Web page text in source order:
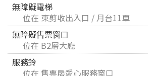
無障礙電梯
位在 東剪收出入口 / 月台11車
無障礙售票窗口
位在 B2層大廳
服務鈴
位在 售票房愛心服務窗口